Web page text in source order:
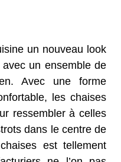
un nouveau look
un ensemble de
Avec une forme
les chaises
ressembler à celles
dans le centre de
est tellement